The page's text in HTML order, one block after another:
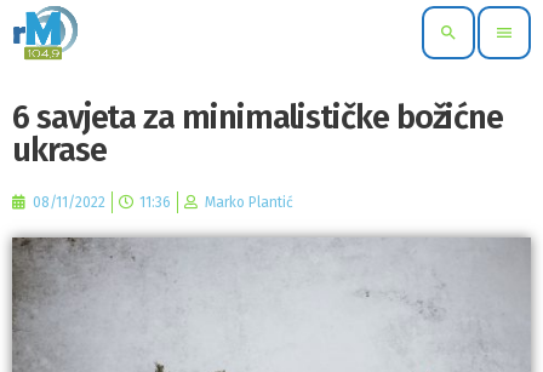
search menu
6 savjeta za minimalističke božićne
ukrase
08/11/2022 11:36 Marko Plantić